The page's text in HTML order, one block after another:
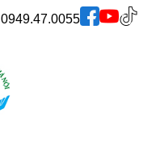
0949.47.0055